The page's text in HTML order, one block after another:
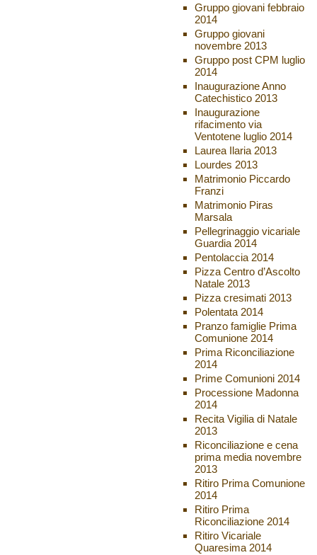
Gruppo giovani febbraio
2014
Gruppo giovani
novembre 2013
Gruppo post CPM luglio
2014
Inaugurazione Anno
Catechistico 2013
Inaugurazione
rifacimento via
Ventotene luglio 2014
Laurea Ilaria 2013
Lourdes 2013
Matrimonio Piccardo
Franzi
Matrimonio Piras
Marsala
Pellegrinaggio vicariale
Guardia 2014
Pentolaccia 2014
Pizza Centro d’Ascolto
Natale 2013
Pizza cresimati 2013
Polentata 2014
Pranzo famiglie Prima
Comunione 2014
Prima Riconciliazione
2014
Prime Comunioni 2014
Processione Madonna
2014
Recita Vigilia di Natale
2013
Riconciliazione e cena
prima media novembre
2013
Ritiro Prima Comunione
2014
Ritiro Prima
Riconciliazione 2014
Ritiro Vicariale
Quaresima 2014